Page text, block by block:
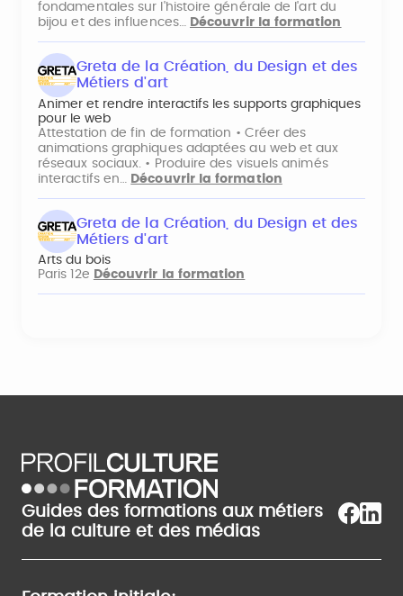
fondamentales sur l'histoire générale de l'art du
bijou et des influences… Découvrir la formation
Greta de la Création, du Design et des
Métiers d'art
Animer et rendre interactifs les supports graphiques
pour le web
Attestation de fin de formation • Créer des
animations graphiques adaptées au web et aux
réseaux sociaux. • Produire des visuels animés
interactifs en…
Découvrir la formation
Greta de la Création, du Design et des
Métiers d'art
Arts du bois
Paris 12e Découvrir la formation
Guides des formations aux métiers
de la culture et des médias